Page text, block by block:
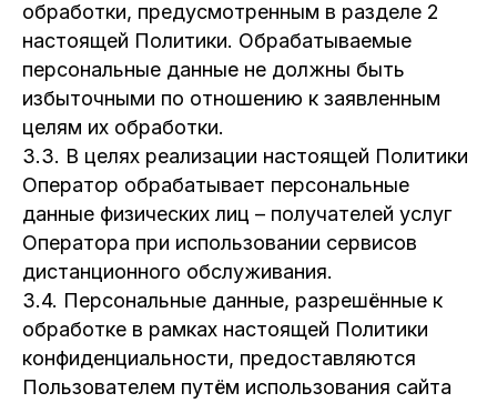
обработки, предусмотренным в разделе 2
настоящей Политики. Обрабатываемые
персональные данные не должны быть
избыточными по отношению к заявленным
целям их обработки.
3.3. В целях реализации настоящей Политики
Оператор обрабатывает персональные
данные физических лиц – получателей услуг
Оператора при использовании сервисов
дистанционного обслуживания.
3.4. Персональные данные, разрешённые к
обработке в рамках настоящей Политики
конфиденциальности, предоставляются
Пользователем путём использования сайта